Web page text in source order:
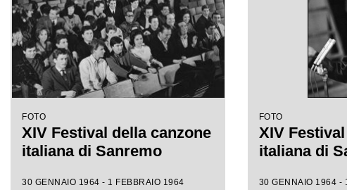
FOTO
XIV Festival della canzone
italiana di Sanremo
30 GENNAIO 1964 - 1 FEBBRAIO 1964
FOTO
XIV
italiana di
30 GENNAIO 1964 -